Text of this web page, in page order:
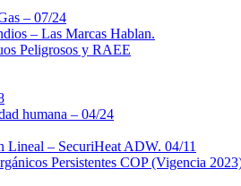
– 07/24
– Las Marcas Hablan.
Peligrosos y RAEE
humana – 04/24
Lineal – SecuriHeat ADW. 04/11
Persistentes COP (Vigencia